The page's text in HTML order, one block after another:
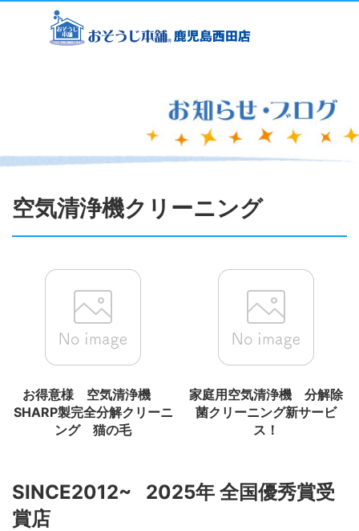
空気清浄機クリーニング
お得意様 空気清浄機
SHARP製完全分解クリーニ
ング 猫の毛
家庭用空気清浄機 分解除
菌クリーニング新サービ
ス！
SINCE2012~ 2025年 全国優秀賞受
賞店